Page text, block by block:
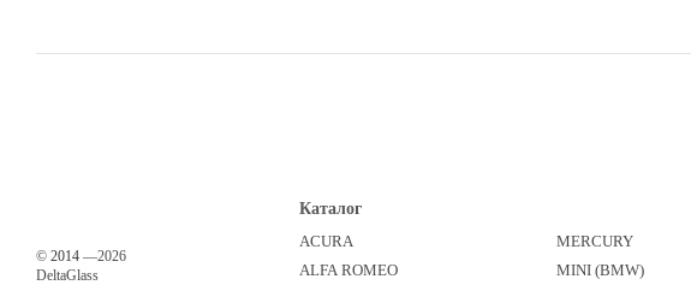
© 2014 —2026
DeltaGlass
Каталог
ACURA
ALFA ROMEO
MERCURY
MINI (BMW)